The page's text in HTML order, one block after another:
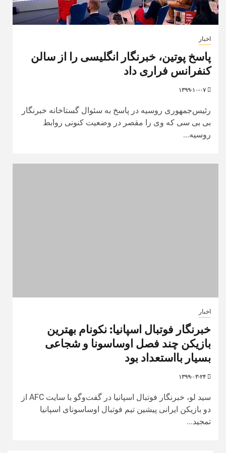
اخبار
پاسخ پوتین، خبرنگار انگلیسی را از سالن
کنفرانس فراری داد
رئیس‌جمهوری روسیه در پاسخ به سئوال گستاخانه خبرنگار
بی بی سی که وی را مقصر در وضعیت کنونی روابط
روسیه...
اخبار
خبرنگار فوتبال اسپانیا: نکونام بهترین
بازیکن چند فصل اوساسونا و شجاعی
بسیار بااستعداد بود
سید لو، خبرنگار فوتبال اسپانیا در گفت‌وگو با سایت AFC از
دو بازیکن ایرانی پیشین تیم فوتبال اوساسونای اسپانیا
تمجید...